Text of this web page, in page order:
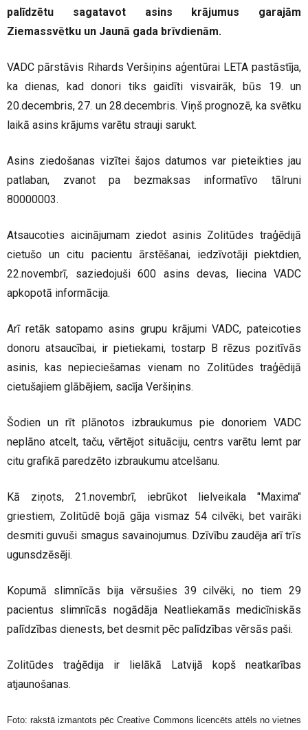
palīdzētu sagatavot asins krājumus garajām
Ziemassvētku un Jaunā gada brīvdienām.
VADC pārstāvis Rihards Veršiņins aģentūrai LETA pastāstīja,
ka dienas, kad donori tiks gaidīti visvairāk, būs 19. un
20.decembris, 27. un 28.decembris. Viņš prognozē, ka svētku
laikā asins krājums varētu strauji sarukt.
Asins ziedošanas vizītei šajos datumos var pieteikties jau
patlaban, zvanot pa bezmaksas informatīvo tālruni
80000003.
Atsaucoties aicinājumam ziedot asinis Zolitūdes traģēdijā
cietušo un citu pacientu ārstēšanai, iedzīvotāji piektdien,
22.novembrī, saziedojuši 600 asins devas, liecina VADC
apkopotā informācija.
Arī retāk satopamo asins grupu krājumi VADC, pateicoties
donoru atsaucībai, ir pietiekami, tostarp B rēzus pozitīvās
asinis, kas nepieciešamas vienam no Zolitūdes traģēdijā
cietušajiem glābējiem, sacīja Veršiņins.
Šodien un rīt plānotos izbraukumus pie donoriem VADC
neplāno atcelt, taču, vērtējot situāciju, centrs varētu lemt par
citu grafikā paredzēto izbraukumu atcelšanu.
Kā ziņots, 21.novembrī, iebrūkot lielveikala "Maxima"
griestiem, Zolitūdē bojā gāja vismaz 54 cilvēki, bet vairāki
desmiti guvuši smagus savainojumus. Dzīvību zaudēja arī trīs
ugunsdzēsēji.
Kopumā slimnīcās bija vērsušies 39 cilvēki, no tiem 29
pacientus slimnīcās nogādāja Neatliekamās medicīniskās
palīdzības dienests, bet desmit pēc palīdzības vērsās paši.
Zolitūdes traģēdija ir lielākā Latvijā kopš neatkarības
atjaunošanas.
Foto: rakstā izmantots pēc Creative Commons licencēts attēls no vietnes